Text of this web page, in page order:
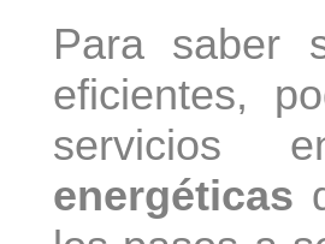
Para saber
eficientes,
servicios
energéticas